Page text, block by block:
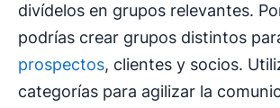
divídelos en grupos relevantes.
podrías crear grupos distintos
prospectos, clientes y socios.
categorías para agilizar la